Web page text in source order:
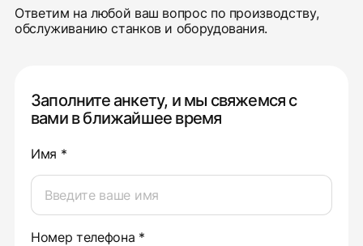
Ответим на любой ваш вопрос по производству,
обслуживанию станков и оборудования.
Заполните анкету, и мы свяжемся с
вами в ближайшее время
Имя *
Номер телефона *